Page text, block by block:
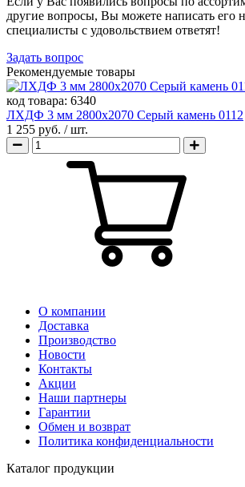
другие вопросы, Вы можете написать его
специалисты с удовольствием ответят!
Задать вопрос
Рекомендуемые товары
код товара: 6340
ЛХДФ 3 мм 2800х2070 Серый камень 0112
1 255 руб. / шт.
О компании
Доставка
Производство
Новости
Контакты
Акции
Наши партнеры
Гарантии
Обмен и возврат
Политика конфиденциальности
Каталог продукции